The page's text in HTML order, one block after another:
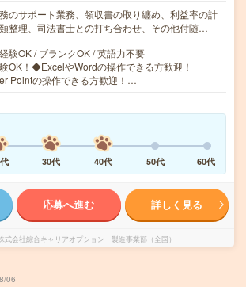
のサポート業務、領収書の取り纏め、利益率の計
整理、司法書士との打ち合わせ、その他付随…
験OK / ブランクOK / 英語力不要
OK！◆ExcelやWordの操作できる方歓迎！
Pointの操作できる方歓迎！…
30代 40代 50代 60代
応募へ進む 詳しく見る
式会社綜合キャリアオプション 製造事業部（全国）
06